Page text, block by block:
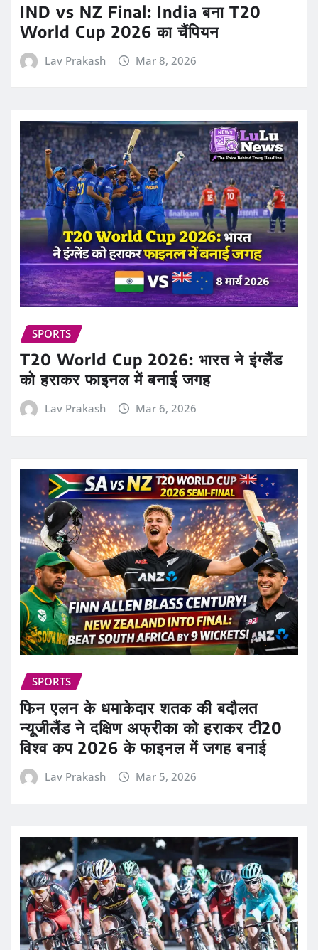
IND vs NZ Final: India बना T20
World Cup 2026 का चैंपियन
Lav Prakash Mar 8, 2026
SPORTS
T20 World Cup 2026: भारत ने इंग्लैंड
को हराकर फाइनल में बनाई जगह
Lav Prakash Mar 6, 2026
SPORTS
फिन एलन के धमाकेदार शतक की बदौलत
न्यूजीलैंड ने दक्षिण अफ्रीका को हराकर टी20
विश्व कप 2026 के फाइनल में जगह बनाई
Lav Prakash Mar 5, 2026